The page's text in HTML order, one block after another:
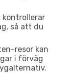
kontrollerar
så att du
resor kan
i förväg